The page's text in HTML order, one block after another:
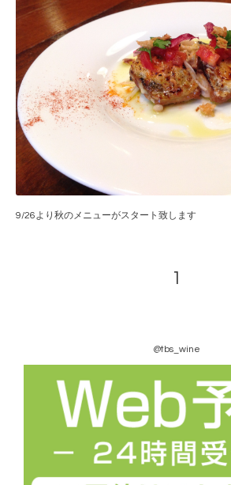
9/26より秋のメニューがスタート致します
1
@tbs_wine